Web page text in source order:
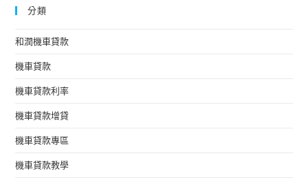
分類
和潤機車貸款
機車貸款
機車貸款利率
機車貸款增貸
機車貸款專區
機車貸款教學